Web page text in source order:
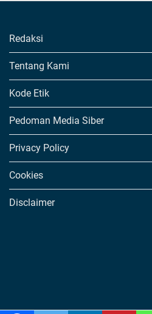
Redaksi
Tentang Kami
Kode Etik
Pedoman Media Siber
Privacy Policy
Cookies
Disclaimer